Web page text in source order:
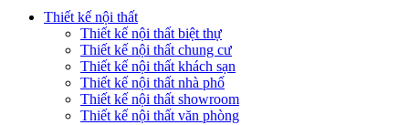
Thiết kế nội thất
Thiết kế nội thất biệt thự
Thiết kế nội thất chung cư
Thiết kế nội thất khách sạn
Thiết kế nội thất nhà phố
Thiết kế nội thất showroom
Thiết kế nội thất văn phòng